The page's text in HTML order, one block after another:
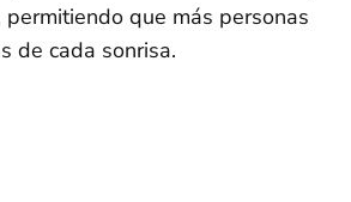
permitiendo que más personas
de cada sonrisa.